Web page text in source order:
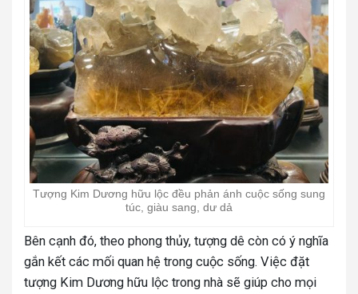
Tượng Kim Dương hữu lộc đều phản ánh cuộc sống sung
túc, giàu sang, dư dả
Bên cạnh đó, theo phong thủy, tượng dê còn có ý nghĩa
gắn kết các mối quan hệ trong cuộc sống. Việc đặt
tượng Kim Dương hữu lộc trong nhà sẽ giúp cho mọi